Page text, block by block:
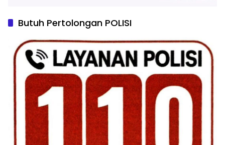
Butuh Pertolongan POLISI